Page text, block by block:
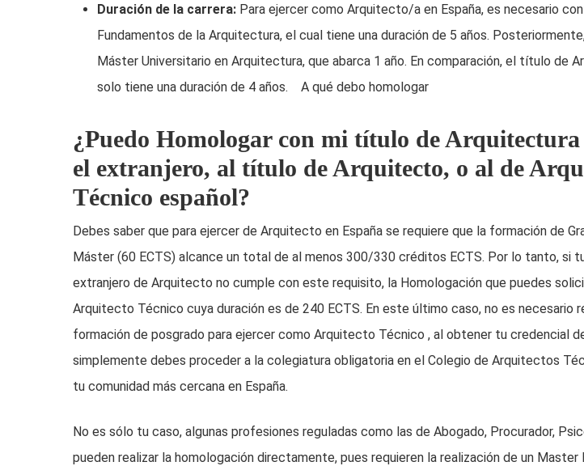
Duración de la carrera: Para ejercer como Arquitecto/a en España, es necesario
Fundamentos de la Arquitectura, el cual tiene una duración de 5 años.
Máster Universitario en Arquitectura, que abarca 1 año. En comparación, el título de
solo tiene una duración de 4 años. A qué debo homologar
¿Puedo Homologar con mi título de
el extranjero, al título de Arquitecto, o al de
Técnico español?
Debes saber que para ejercer de Arquitecto en España se requiere que la formación de
Máster (60 ECTS) alcance un total de al menos 300/330 créditos ECTS. Por lo tanto, si
extranjero de Arquitecto no cumple con este requisito, la Homologación que puedes
Arquitecto Técnico cuya duración es de 240 ECTS. En este último caso, no es necesario
formación de posgrado para ejercer como Arquitecto Técnico , al obtener tu credencial
simplemente debes proceder a la colegiatura obligatoria en el Colegio de Arquitectos
tu comunidad más cercana en España.
No es sólo tu caso, algunas profesiones reguladas como las de Abogado, Procurador,
pueden realizar la homologación directamente, pues requieren la realización de un